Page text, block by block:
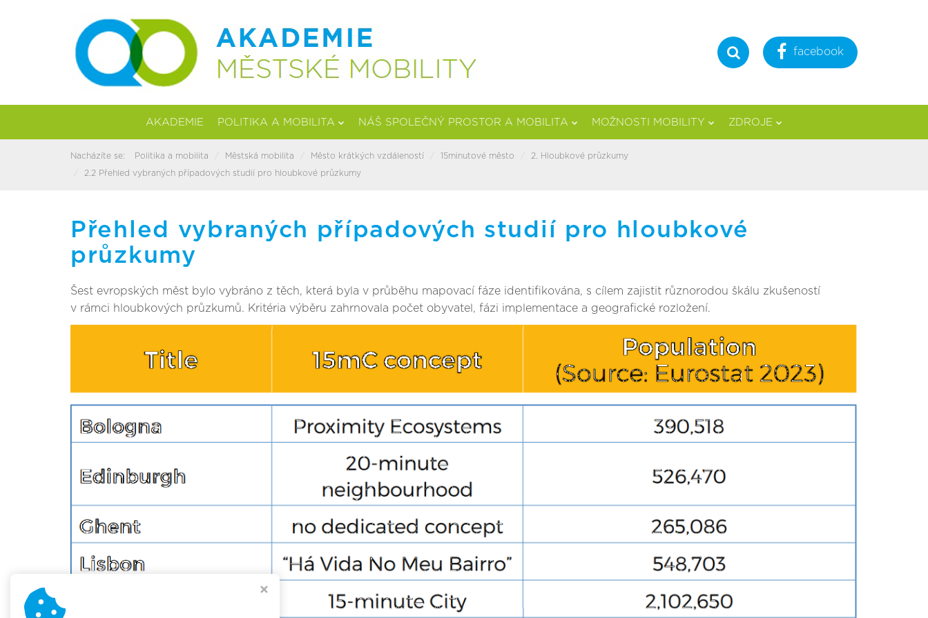
Hledat facebook
AKADEMIE POLITIKA A MOBILITA NÁŠ SPOLEČNÝ PROSTOR A MOBILITA MOŽNOSTI MOBILITY ZDROJE
Nacházíte se: Politika a mobilita Městská mobilita Město krátkých vzdáleností 15minutové město 2. Hloubkové průzkumy
2.2 Přehled vybraných případových studií pro hloubkové průzkumy
Přehled vybraných případových studií pro hloubkové
průzkumy
Šest evropských měst bylo vybráno z těch, která byla v průběhu mapovací fáze identifikována, s cílem zajistit různorodou škálu zkušeností
v rámci hloubkových průzkumů. Kritéria výběru zahrnovala počet obyvatel, fázi implementace a geografické rozložení.